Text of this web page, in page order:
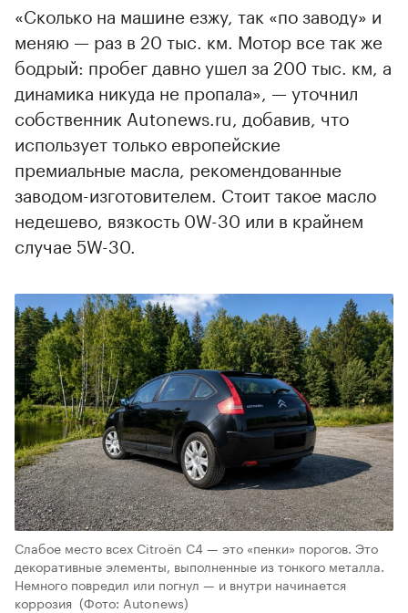
«Сколько на машине езжу, так «по заводу» и
меняю — раз в 20 тыс. км. Мотор все так же
бодрый: пробег давно ушел за 200 тыс. км, а
динамика никуда не пропала», — уточнил
собственник Autonews.ru, добавив, что
использует только европейские
премиальные масла, рекомендованные
заводом-изготовителем. Стоит такое масло
недешево, вязкость 0W-30 или в крайнем
случае 5W-30.
Слабое место всех Citroёn С4 — это «пенки» порогов. Это
декоративные элементы, выполненные из тонкого металла.
Немного повредил или погнул — и внутри начинается
коррозия (Фото: Autonews)